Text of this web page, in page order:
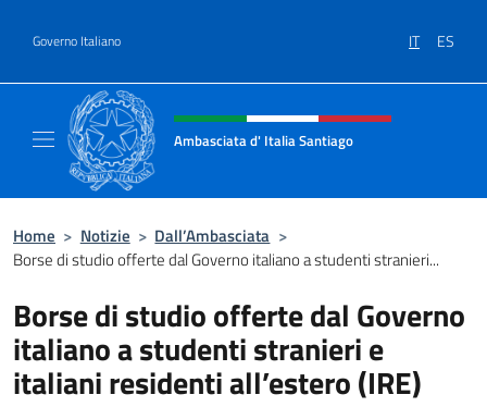
Governo Italiano IT ES
Intestazione sito, social e menù
Ambasciata d' Italia Santiago
Home > Notizie > Dall’Ambasciata >
Borse di studio offerte dal Governo italiano a studenti stranieri...
Borse di studio offerte dal Governo
italiano a studenti stranieri e
italiani residenti all’estero (IRE)